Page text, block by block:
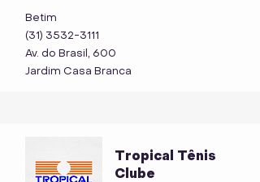
Betim
(31) 3532-3111
Av. do Brasil, 600
Jardim Casa Branca
Tropical Tênis
Clube